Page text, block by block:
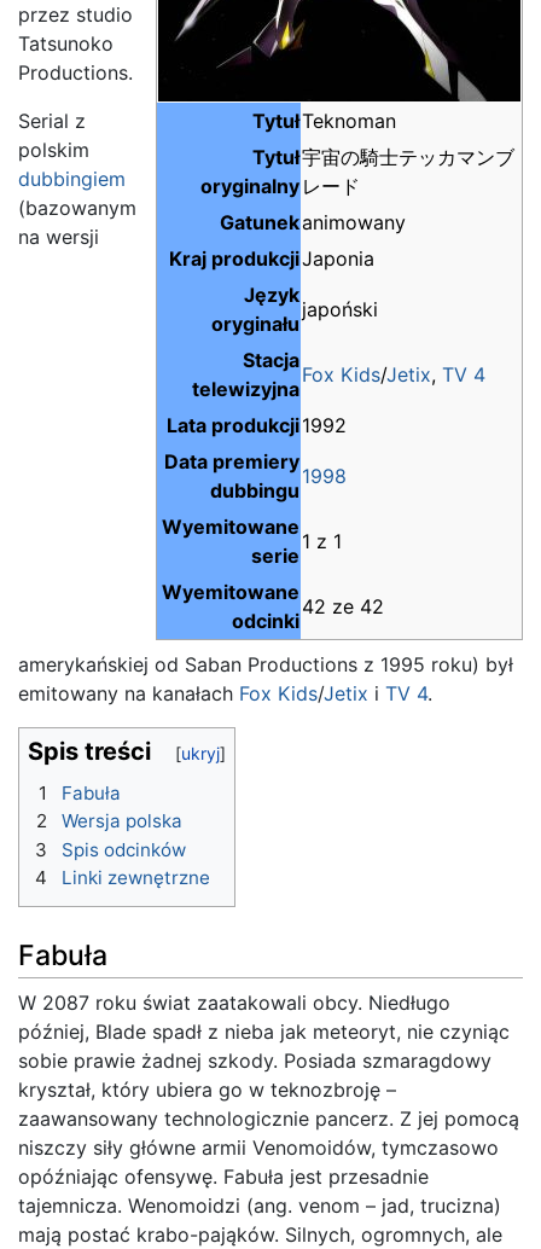
TytułTeknoman
Tytuł
oryginalny
宇宙の騎士テッカマンブ
レード
Gatunekanimowany
Kraj produkcjiJaponia
Język
oryginału
japoński
Stacja
telewizyjna
Fox Kids/Jetix, TV 4
Lata produkcji1992
Data premiery
dubbingu
1998
Wyemitowane
serie
1 z 1
Wyemitowane
odcinki
42 ze 42
przez studio
Tatsunoko
Productions.
Serial z
polskim
dubbingiem
(bazowanym
na wersji
amerykańskiej od Saban Productions z 1995 roku) był
emitowany na kanałach Fox Kids/Jetix i TV 4.
Spis treści
1
Fabuła
2
Wersja polska
3
Spis odcinków
4
Linki zewnętrzne
Fabuła
W 2087 roku świat zaatakowali obcy. Niedługo
później, Blade spadł z nieba jak meteoryt, nie czyniąc
sobie prawie żadnej szkody. Posiada szmaragdowy
kryształ, który ubiera go w teknozbroję –
zaawansowany technologicznie pancerz. Z jej pomocą
niszczy siły główne armii Venomoidów, tymczasowo
opóźniając ofensywę. Fabuła jest przesadnie
tajemnicza. Wenomoidzi (ang. venom – jad, trucizna)
mają postać krabo-pająków. Silnych, ogromnych, ale